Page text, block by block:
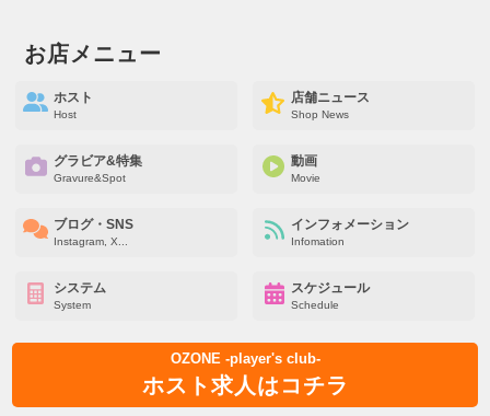
お店メニュー
ホスト
Host
店舗ニュース
Shop News
グラビア&特集
Gravure&Spot
動画
Movie
ブログ・SNS
Instagram, X...
インフォメーション
Infomation
システム
System
スケジュール
Schedule
OZONE -player's club-
ホスト求人はコチラ